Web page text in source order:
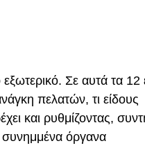
Σε αυτά τα 12
πελατών, τι είδους
και ρυθμίζοντας,
όργανα